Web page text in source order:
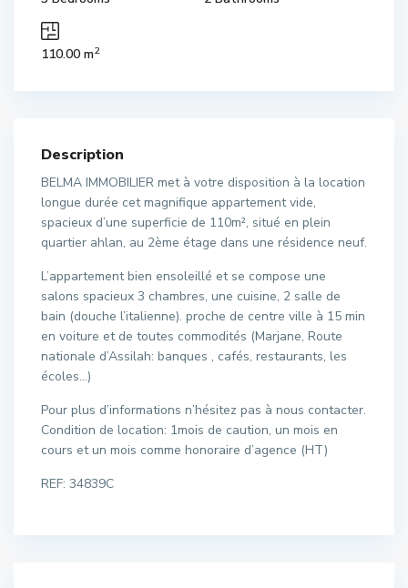
110.00 m2
Description
BELMA IMMOBILIER met à votre disposition à la location
longue durée cet magnifique appartement vide,
spacieux d’une superficie de 110m², situé en plein
quartier ahlan, au 2ème étage dans une résidence neuf.
L’appartement bien ensoleillé et se compose une
salons spacieux 3 chambres, une cuisine, 2 salle de
bain (douche l’italienne). proche de centre ville à 15 min
en voiture et de toutes commodités (Marjane, Route
nationale d’Assilah: banques , cafés, restaurants, les
écoles…)
Pour plus d’informations n’hésitez pas à nous contacter.
Condition de location: 1mois de caution, un mois en
cours et un mois comme honoraire d’agence (HT)
REF: 34839C